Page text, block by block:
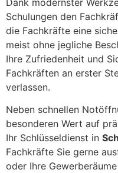
Schulungen den
die Fachkräfte eine
meist ohne jegliche
Ihre Zufriedenheit und
Fachkräften an erster
verlassen.
Neben schnellen
besonderen Wert auf
Ihr Schlüsseldienst in
Fachkräfte Sie gerne
oder Ihre